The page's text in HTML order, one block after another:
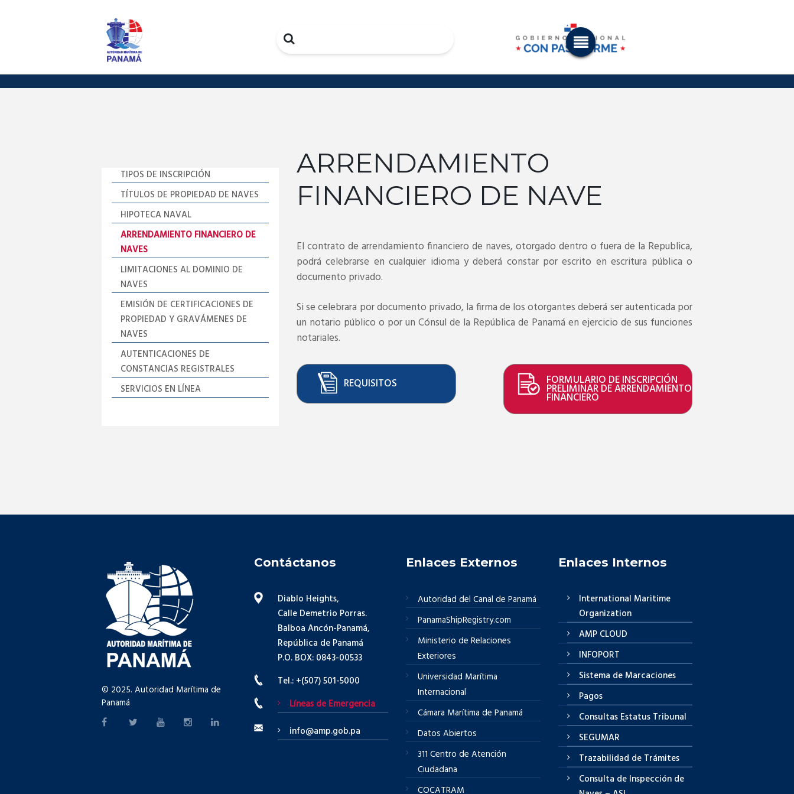
Search
ARRENDAMIENTO
FINANCIERO DE NAVE
El contrato de arrendamiento financiero de naves, otorgado dentro o fuera de la Republica,
podrá celebrarse en cualquier idioma y deberá constar por escrito en escritura pública o
documento privado.
Si se celebrara por documento privado, la firma de los otorgantes deberá ser autenticada por
un notario público o por un Cónsul de la República de Panamá en ejercicio de sus funciones
notariales.
REQUISITOS FORMULARIO DE INSCRIPCIÓN
PRELIMINAR DE ARRENDAMIENTO
FINANCIERO
TIPOS DE INSCRIPCIÓN
TÍTULOS DE PROPIEDAD DE NAVES
HIPOTECA NAVAL
ARRENDAMIENTO FINANCIERO DE
NAVES
LIMITACIONES AL DOMINIO DE
NAVES
EMISIÓN DE CERTIFICACIONES DE
PROPIEDAD Y GRAVÁMENES DE
NAVES
AUTENTICACIONES DE
CONSTANCIAS REGISTRALES
SERVICIOS EN LÍNEA
© 2025. Autoridad Marítima de
Panamá
Contáctanos
Diablo Heights,
Calle Demetrio Porras.
Balboa Ancón-Panamá,
República de Panamá
P.O. BOX: 0843-00533
Tel.: +(507) 501-5000
Líneas de Emergencia
info@amp.gob.pa
Enlaces Externos
Autoridad del Canal de Panamá
PanamaShipRegistry.com
Ministerio de Relaciones
Exteriores
Universidad Marítima
Internacional
Cámara Marítima de Panamá
Datos Abiertos
311 Centro de Atención
Ciudadana
COCATRAM
Enlaces Internos
International Maritime
Organization
AMP CLOUD
INFOPORT
Sistema de Marcaciones
Pagos
Consultas Estatus Tribunal
SEGUMAR
Trazabilidad de Trámites
Consulta de Inspección de